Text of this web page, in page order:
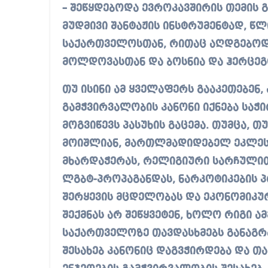
– შეწყდებოდა ევროკავშირის თემის
მუდმივი შანტაჟის ინსტრუმენტად,
საქართველოსთან, რითაც
მოლდოვასთან და ბოსნია და
თუ ისინი ამ ყველაფერს გააკეთებენ,
გამჭვირვალობის კანონი იქნება
მოგვიწევს პასუხის გაცემა. თუმცა,
მოიშლიან, მართლმადიდებელ
მხარდაჭერას, რელიგიური
ლგბტ-პროპაგანდას, ნარკოტიკების
შერყევის მცდელობას და
შექმნას არ შეწყვეტენ, ხოლო რიგი
საქართველოზე თავდასხმებს
შესახებ კანონიც დაგვჭირდება და